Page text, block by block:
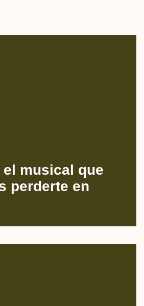
musical que
perderte en